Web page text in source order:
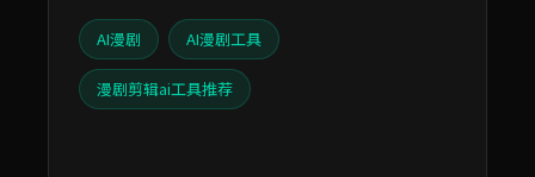
AI漫剧 AI漫剧工具
漫剧剪辑ai工具推荐